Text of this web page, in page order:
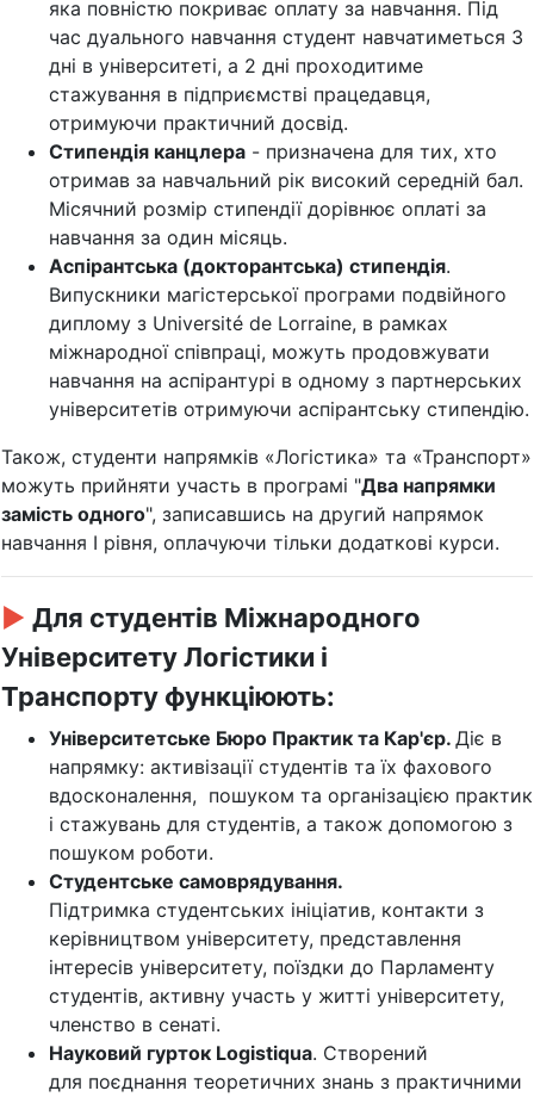
яка повністю покриває оплату за навчання. Під
час дуального навчання студент навчатиметься 3
дні в університеті, а 2 дні проходитиме
стажування в підприємстві працедавця,
отримуючи практичний досвід.
Стипендія канцлера - призначена для тих, хто
отримав за навчальний рік високий середній бал.
Місячний розмір стипендії дорівнює оплаті за
навчання за один місяць.
Аспірантська (докторантська) стипендія.
Випускники магістерської програми подвійного
диплому з Université de Lorraine, в рамках
міжнародної співпраці, можуть продовжувати
навчання на аспірантурі в одному з партнерських
університетів отримуючи аспірантську стипендію.
Також, студенти напрямків «Логістика» та «Транспорт»
можуть прийняти участь в програмі "Два напрямки
замість одного", записавшись на другий напрямок
навчання І рівня, оплачуючи тільки додаткові курси.
► Для студентів Міжнародного
Університету Логістики і
Транспорту функціюють:
Університетське Бюро Практик та Кар'єр. Діє в
напрямку: активізації студентів та їх фахового
вдосконалення, пошуком та організацією практик
і стажувань для студентів, а також допомогою з
пошуком роботи.
Студентське самоврядування.
Підтримка студентських ініціатив, контакти з
керівництвом університету, представлення
інтересів університету, поїздки до Парламенту
студентів, активну участь у житті університету,
членство в сенаті.
Науковий гурток Logistiqua. Створений
для поєднання теоретичних знань з практичними